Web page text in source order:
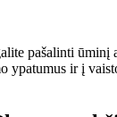
pašalinti
ypatumus ir į